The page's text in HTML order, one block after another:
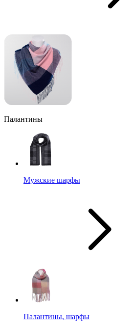
Палантины
Мужские шарфы
Палантины, шарфы